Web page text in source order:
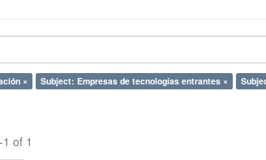
× Subject: Empresas de tecnologías entrantes ×
of 1